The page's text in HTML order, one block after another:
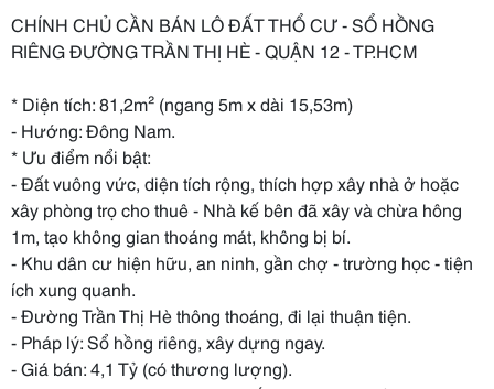
CHÍNH CHỦ CẦN BÁN LÔ ĐẤT THỔ CƯ - SỔ HỒNG
RIÊNG ĐƯỜNG TRẦN THỊ HÈ - QUẬN 12 - TP.HCM
* Diện tích: 81,2m² (ngang 5m x dài 15,53m)
- Hướng: Đông Nam.
* Ưu điểm nổi bật:
- Đất vuông vức, diện tích rộng, thích hợp xây nhà ở hoặc
xây phòng trọ cho thuê - Nhà kế bên đã xây và chừa hông
1m, tạo không gian thoáng mát, không bị bí.
- Khu dân cư hiện hữu, an ninh, gần chợ - trường học - tiện
ích xung quanh.
- Đường Trần Thị Hè thông thoáng, đi lại thuận tiện.
- Pháp lý: Sổ hồng riêng, xây dựng ngay.
- Giá bán: 4,1 Tỷ (có thương lượng).